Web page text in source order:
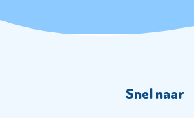
Snel naar